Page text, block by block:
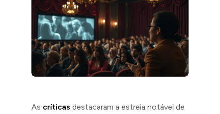
As críticas destacaram a estreia notável de